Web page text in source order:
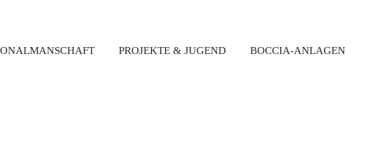
PROJEKTE & JUGEND BOCCIA-ANLAGEN